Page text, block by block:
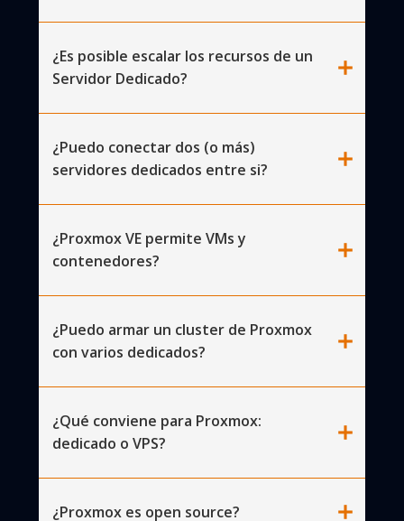
¿Es posible escalar los recursos de un
Servidor Dedicado?
add
¿Puedo conectar dos (o más)
servidores dedicados entre si?
add
¿Proxmox VE permite VMs y
contenedores?
add
¿Puedo armar un cluster de Proxmox
con varios dedicados?
add
¿Qué conviene para Proxmox:
dedicado o VPS?
add
¿Proxmox es open source? add